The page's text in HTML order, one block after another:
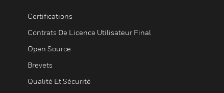
Certifications
Contrats De Licence Utilisateur Final
Open Source
Brevets
Qualité Et Sécurité